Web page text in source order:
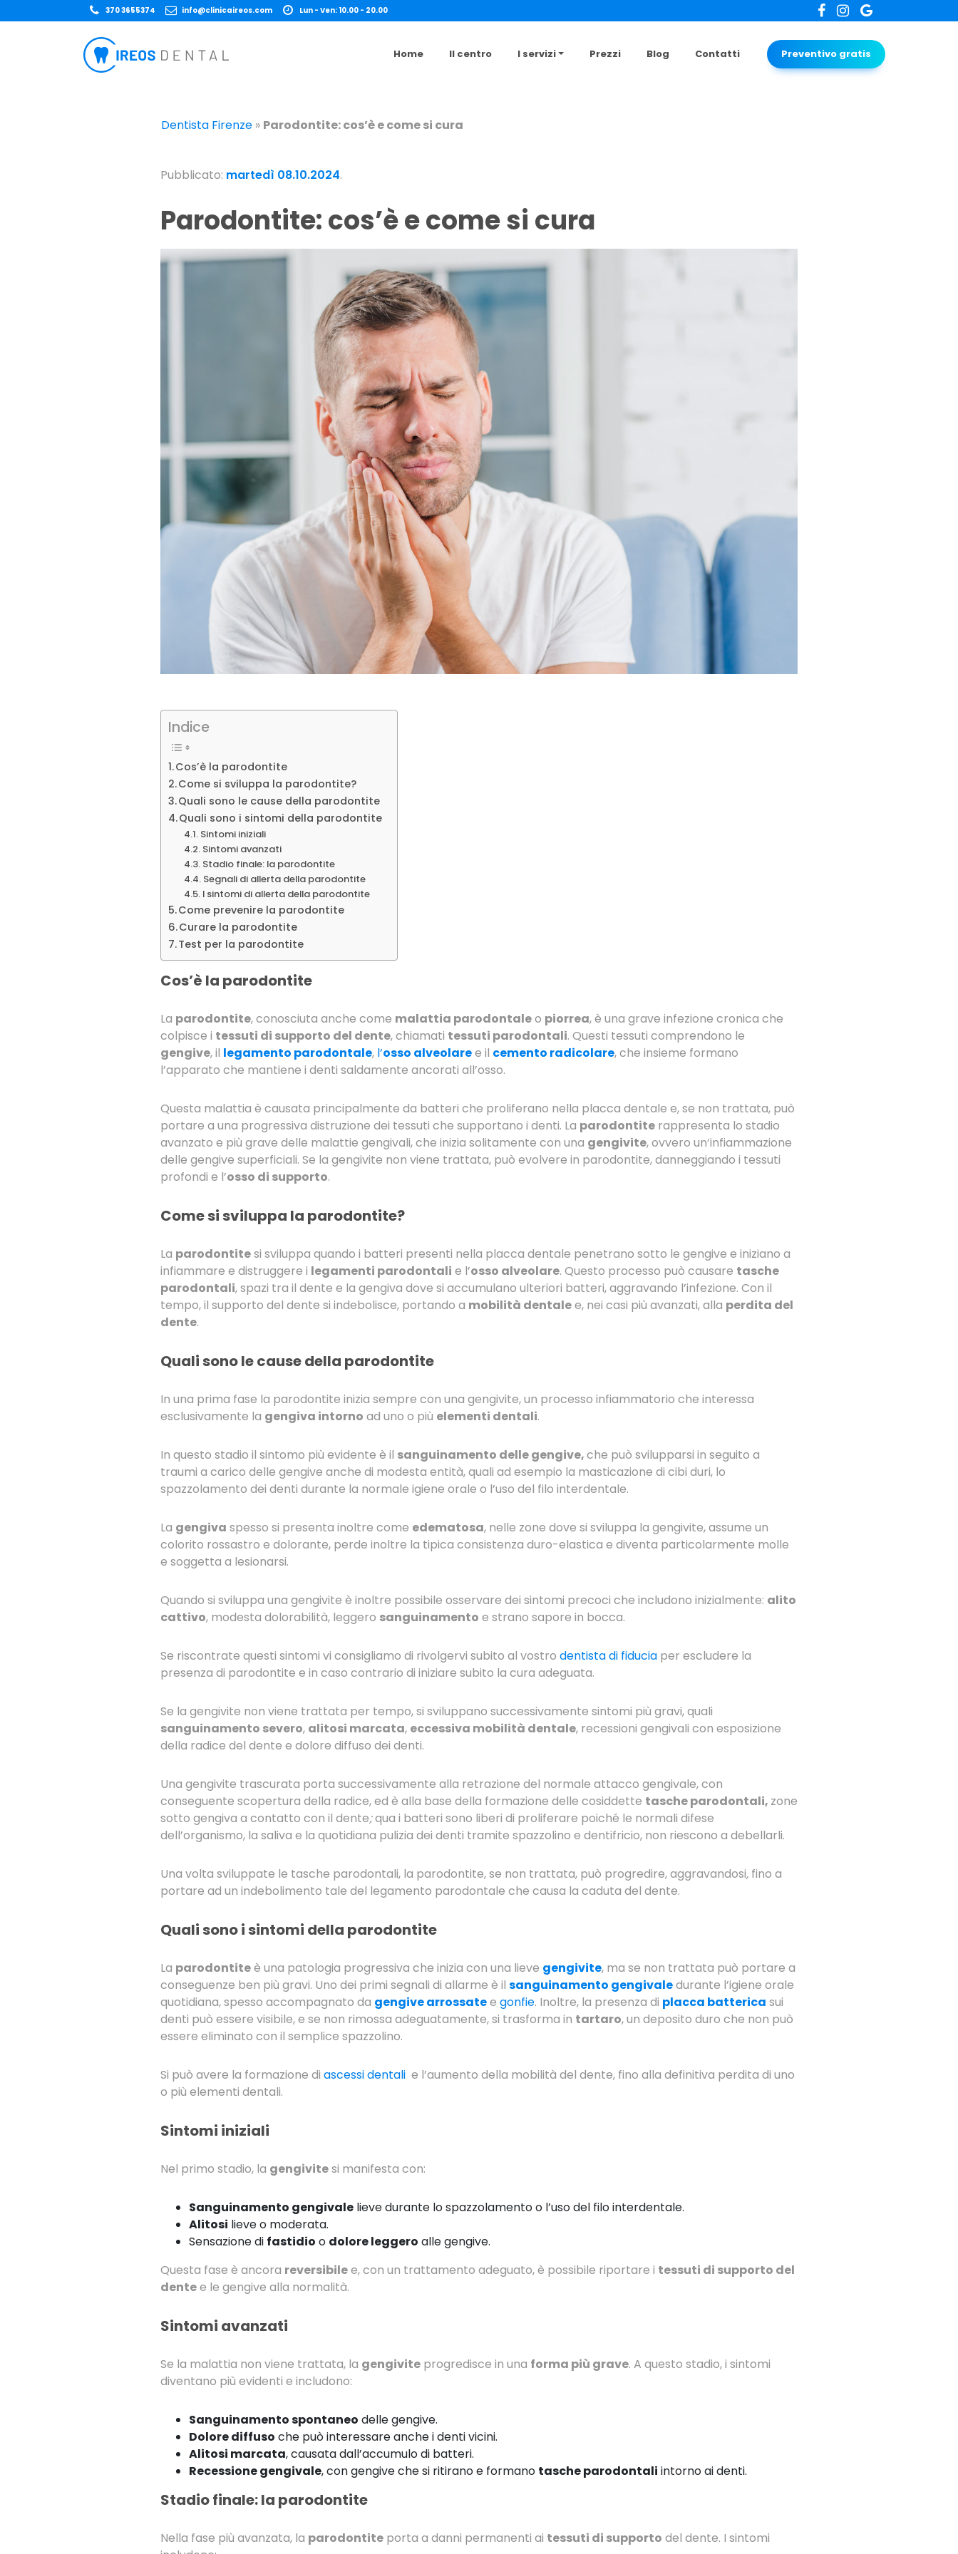
370 3655374 info@clinicaireos.com Lun - Ven: 10.00 - 20.00
Home Il centro I servizi Prezzi Blog Contatti Preventivo gratis
Dentista Firenze» Parodontite: cos’è e come si cura
Pubblicato: martedì 08.10.2024.
Parodontite: cos’è e come si cura
Indice
Cos’è la parodontite
Come si sviluppa la parodontite?
Quali sono le cause della parodontite
Quali sono i sintomi della parodontite
Sintomi iniziali
Sintomi avanzati
Stadio finale: la parodontite
Segnali di allerta della parodontite
I sintomi di allerta della parodontite
Come prevenire la parodontite
Curare la parodontite
Test per la parodontite
Cos’è la parodontite
La parodontite, conosciuta anche come malattia parodontaleo piorrea, è una grave infezione cronica che
colpisce i tessuti di supporto del dente, chiamati tessuti parodontali. Questi tessuti comprendono le
gengive, il legamento parodontale, l’osso alveolaree il cemento radicolare, che insieme formano
l’apparato che mantiene i denti saldamente ancorati all’osso.
Questa malattia è causata principalmente da batteri che proliferano nella placca dentale e, se non trattata, può
portare a una progressiva distruzione dei tessuti che supportano i denti. La parodontiterappresenta lo stadio
avanzato e più grave delle malattie gengivali, che inizia solitamente con una gengivite, ovvero un’infiammazione
delle gengive superficiali. Se la gengivite non viene trattata, può evolvere in parodontite, danneggiando i tessuti
profondi e l’osso di supporto.
Come si sviluppa la parodontite?
La parodontitesi sviluppa quando i batteri presenti nella placca dentale penetrano sotto le gengive e iniziano a
infiammare e distruggere i legamenti parodontali e l’osso alveolare. Questo processo può causare tasche
parodontali, spazi tra il dente e la gengiva dove si accumulano ulteriori batteri, aggravando l’infezione. Con il
tempo, il supporto del dente si indebolisce, portando a mobilità dentalee, nei casi più avanzati, alla perdita del
dente.
Quali sono le cause della parodontite
In una prima fase la parodontite inizia sempre con una gengivite, un processo infiammatorio che interessa
esclusivamente la gengiva intorno ad uno o più elementi dentali.
In questo stadio il sintomo più evidente è il sanguinamento delle gengive,che può svilupparsi in seguito a
traumi a carico delle gengive anche di modesta entità, quali ad esempio la masticazione di cibi duri, lo
spazzolamento dei denti durante la normale igiene orale o l’uso del filo interdentale.
La gengiva spesso si presenta inoltre come edematosa, nelle zone dove si sviluppa la gengivite, assume un
colorito rossastro e dolorante, perde inoltre la tipica consistenza duro-elastica e diventa particolarmente molle
e soggetta a lesionarsi.
Quando si sviluppa una gengivite è inoltre possibile osservare dei sintomi precoci che includono inizialmente: alito
cattivo, modesta dolorabilità, leggero sanguinamento e strano sapore in bocca.
Se riscontrate questi sintomi vi consigliamo di rivolgervi subito al vostro dentista di fiduciaper escludere la
presenza di parodontite e in caso contrario di iniziare subito la cura adeguata.
Se la gengivite non viene trattata per tempo, si sviluppano successivamente sintomi più gravi, quali
sanguinamento severo, alitosi marcata, eccessiva mobilità dentale, recessioni gengivali con esposizione
della radice del dente e dolore diffuso dei denti.
Una gengivite trascurata porta successivamente alla retrazione del normale attacco gengivale, con
conseguente scopertura della radice, ed è alla base della formazione delle cosiddette tasche parodontali, zone
sotto gengiva a contatto con il dente;qua i batteri sono liberi di proliferare poiché le normali difese
dell’organismo, la saliva e la quotidiana pulizia dei denti tramite spazzolino e dentifricio, non riescono a debellarli.
Una volta sviluppate le tasche parodontali, la parodontite, se non trattata, può progredire, aggravandosi,fino a
portare ad un indebolimento tale del legamento parodontale che causa la caduta del dente.
Quali sono i sintomi della parodontite
La parodontiteè una patologia progressiva che inizia con una lieve gengivite, ma se non trattata può portare a
conseguenze ben più gravi. Uno dei primi segnali di allarme è il sanguinamento gengivaledurante l’igiene orale
quotidiana, spesso accompagnato da gengive arrossatee gonfie. Inoltre, la presenza di placca batterica sui
denti può essere visibile, e se non rimossa adeguatamente, si trasforma in tartaro, un deposito duro che non può
essere eliminato con il semplice spazzolino.
Si può avere la formazione di ascessi dentali e l’aumento della mobilità del dente, fino alla definitiva perdita di uno
o più elementi dentali.
Sintomi iniziali
Nel primo stadio, la gengivitesi manifesta con:
Sanguinamento gengivalelieve durante lo spazzolamento o l’uso del filo interdentale.
Alitosi lieve o moderata.
Sensazione di fastidio o dolore leggero alle gengive.
Questa fase è ancora reversibilee, con un trattamento adeguato, è possibile riportare i tessuti di supporto del
dentee le gengive alla normalità.
Sintomi avanzati
Se la malattia non viene trattata, la gengiviteprogredisce in una forma più grave. A questo stadio, i sintomi
diventano più evidenti e includono:
Sanguinamento spontaneo delle gengive.
Dolore diffuso che può interessare anche i denti vicini.
Alitosi marcata, causata dall’accumulo di batteri.
Recessione gengivale, con gengive che si ritirano e formano tasche parodontali intorno ai denti.
Stadio finale: la parodontite
Nella fase più avanzata, la parodontiteporta a danni permanenti ai tessuti di supporto del dente. I sintomi